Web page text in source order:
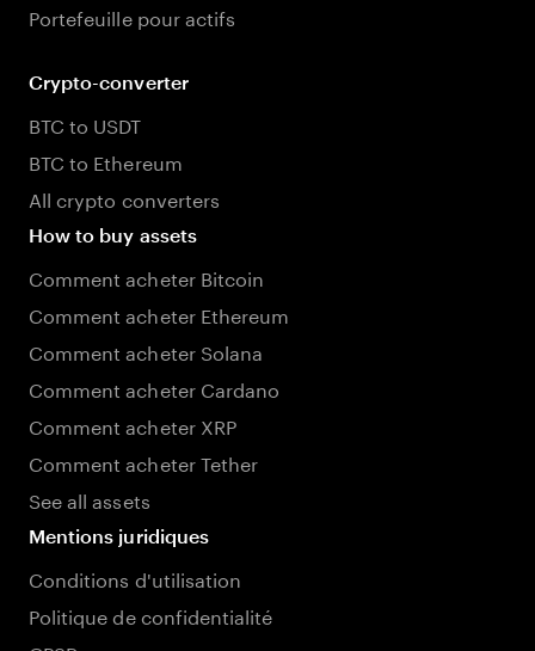
Portefeuille pour actifs
Crypto-converter
BTC to USDT
BTC to Ethereum
All crypto converters
How to buy assets
Comment acheter Bitcoin
Comment acheter Ethereum
Comment acheter Solana
Comment acheter Cardano
Comment acheter XRP
Comment acheter Tether
See all assets
Mentions juridiques
Conditions d'utilisation
Politique de confidentialité